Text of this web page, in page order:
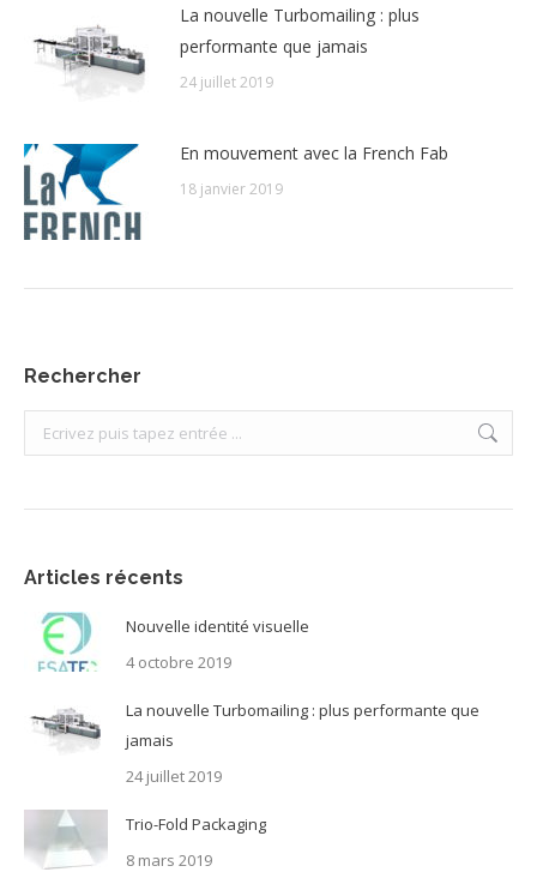
La nouvelle Turbomailing : plus
performante que jamais
24 juillet 2019
En mouvement avec la French Fab
18 janvier 2019
Rechercher
Search:
Articles récents
Nouvelle identité visuelle
4 octobre 2019
La nouvelle Turbomailing : plus performante que
jamais
24 juillet 2019
Trio-Fold Packaging
8 mars 2019